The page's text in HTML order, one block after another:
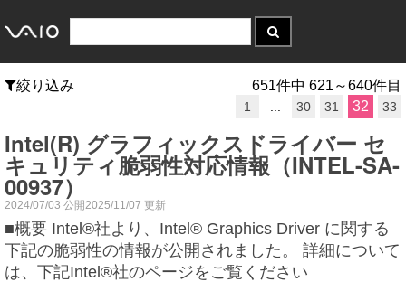
絞り込み 651件中 621～640件目
1 30 31 32 33
Intel(R) グラフィックスドライバー セ
キュリティ脆弱性対応情報（INTEL-SA-
00937）
2024/07/03 公開2025/11/07 更新
■概要 Intel®社より、Intel® Graphics Driver に関する
下記の脆弱性の情報が公開されました。 詳細について
は、下記Intel®社のページをご覧ください